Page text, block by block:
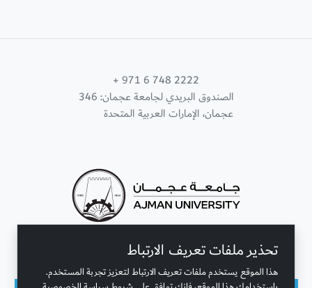
تحذير ملفات تعريف الارتباط
هذا الموقع يستخدم ملفات تعريف الارتباط لتعزيز تجربة المستخدم.
+ 971 6 748 2222
الصندوق البريدي لجامعة عجمان: 346
عجمان، الإمارات العربية المتحدة
تواصل معنا